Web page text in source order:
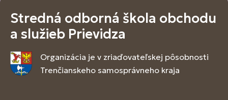
Stredná odborná škola obchodu
a služieb Prievidza
Organizácia je v zriaďovateľskej pôsobnosti
Trenčianskeho samosprávneho kraja